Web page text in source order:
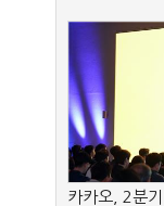
카카오, 2분